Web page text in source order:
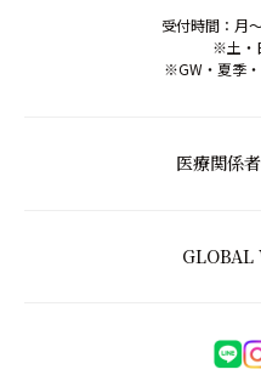
受付時間：月
※土・
※GW・夏季
医療関係